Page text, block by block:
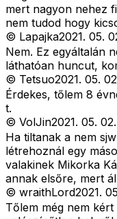
mert nagyon nehez
nem tudod hogy
© Lapajka2021. 05.
Nem. Ez egyáltalán
láthatóan huncut,
© Tetsuo2021. 05.
Érdekes, tőlem 8
t.
© VolJin2021. 05. 02.
Ha tiltanak a nem
létrehoznál egy
valakinek Mikorka
annak elsőre, mert
© wraithLord2021.
Tőlem még nem